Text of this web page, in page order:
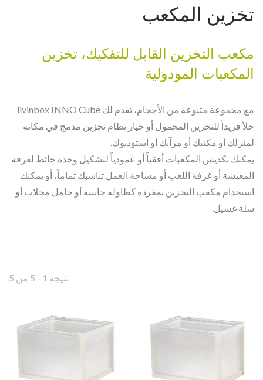
تخزين المكعب
مكعب التخزين القابل للتفكيك، تخزين
المكعبات المودولية
مع مجموعة متنوعة من الأحجام، تقدم لك livinbox INNO Cube
حلاً فريداً للتخزين المحمول أو خيار نظام تخزين مدمج في مكانه
لمنزلك أو مكتبك أو مرآبك أو استوديوك.
يمكنك تكديس المكعبات أفقياً أو عمودياً لتشكيل وحدة حائط لغرفة
المعيشة أو غرفة اللعب أو مساحة العمل تناسبك تماماً، أو يمكنك
استخدام مكعب التخزين بمفرده كطاولة جانبية أو حامل مجلات أو
سلة غسيل.
نتيجة 1 - 5 من 5